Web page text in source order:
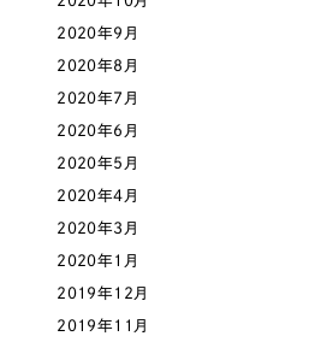
2020年9月
2020年8月
2020年7月
2020年6月
2020年5月
2020年4月
2020年3月
2020年1月
2019年12月
2019年11月